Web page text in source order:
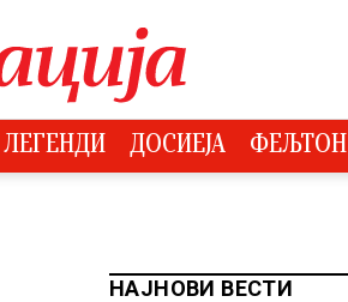
ЛЕГЕНДИ ДОСИЕЈА ФЕЉТОН
НАЈНОВИ ВЕСТИ